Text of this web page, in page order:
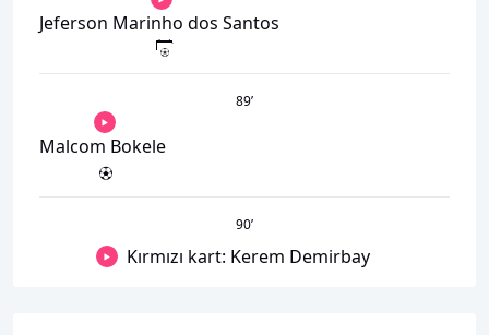
Jeferson Marinho dos Santos
89’
Malcom Bokele
90’
Kırmızı kart: Kerem Demirbay